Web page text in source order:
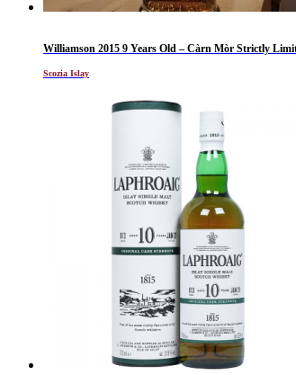
Williamson 2015 9 Years Old – Càrn Mòr Strictly
Scozia Islay